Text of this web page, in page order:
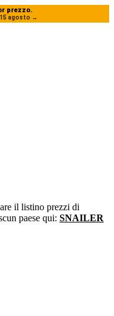
prezzo.
agosto →
il listino prezzi di
paese qui: SNAILER